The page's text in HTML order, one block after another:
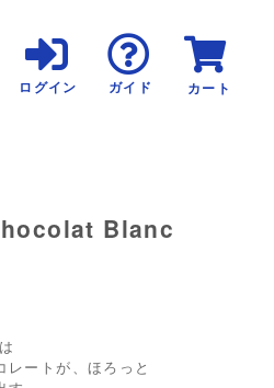
ログイン ガイド カート
Blanc
ートが、ほろっと